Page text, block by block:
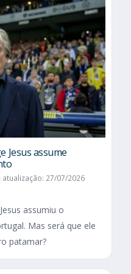
Jesus assume
atualização: 27/07/2026
assumiu o
Mas será que ele
patamar?